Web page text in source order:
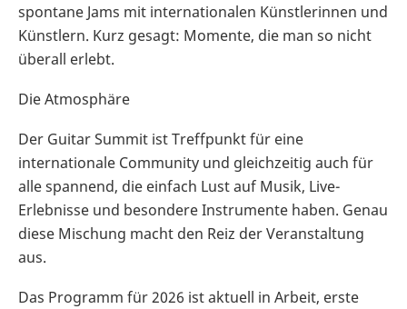
spontane Jams mit internationalen Künstlerinnen und
Künstlern. Kurz gesagt: Momente, die man so nicht
überall erlebt.
Die Atmosphäre
Der Guitar Summit ist Treffpunkt für eine
internationale Community und gleichzeitig auch für
alle spannend, die einfach Lust auf Musik, Live-
Erlebnisse und besondere Instrumente haben. Genau
diese Mischung macht den Reiz der Veranstaltung
aus.
Das Programm für 2026 ist aktuell in Arbeit, erste